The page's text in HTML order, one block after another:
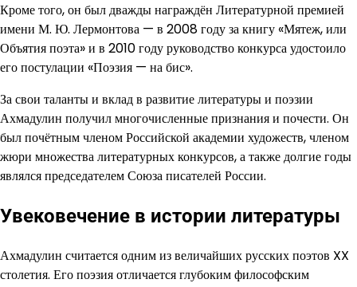
Кроме того, он был дважды награждён Литературной премией
имени М. Ю. Лермонтова — в 2008 году за книгу «Мятеж, или
Объятия поэта» и в 2010 году руководство конкурса удостоило
его постулации «Поэзия — на бис».
За свои таланты и вклад в развитие литературы и поэзии
Ахмадулин получил многочисленные признания и почести. Он
был почётным членом Российской академии художеств, членом
жюри множества литературных конкурсов, а также долгие годы
являлся председателем Союза писателей России.
Увековечение в истории литературы
Ахмадулин считается одним из величайших русских поэтов XX
столетия. Его поэзия отличается глубоким философским